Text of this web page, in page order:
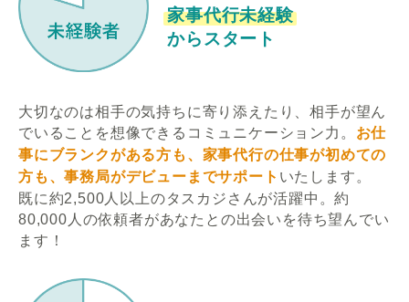
家事代行未経験
からスタート
大切なのは相手の気持ちに寄り添えたり、相手が望ん
でいることを想像できるコミュニケーション力。 お仕
事にブランクがある方も、家事代行の仕事が初めての
方も、事務局がデビューまでサポート いたします。
既に約2,500人以上のタスカジさんが活躍中。約
80,000人の依頼者があなたとの出会いを待ち望んでい
ます！